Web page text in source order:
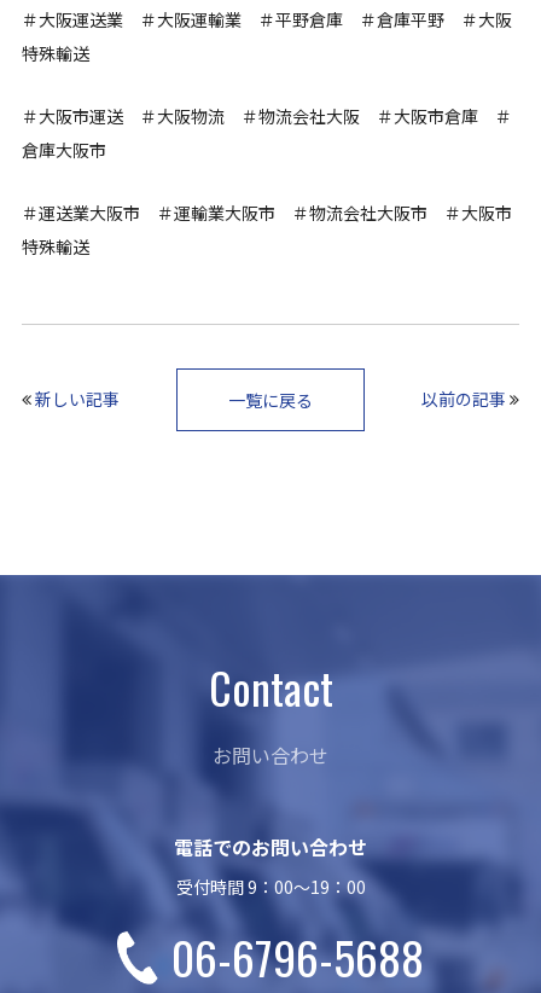
＃大阪運送業 ＃大阪運輸業 ＃平野倉庫 ＃倉庫平野 ＃大阪
特殊輸送
＃大阪市運送 ＃大阪物流 ＃物流会社大阪 ＃大阪市倉庫 ＃
倉庫大阪市
＃運送業大阪市 ＃運輸業大阪市 ＃物流会社大阪市 ＃大阪市
特殊輸送
一覧に戻る
新しい記事 以前の記事
Contact
お問い合わせ
電話でのお問い合わせ
受付時間 9：00～19：00
06-6796-5688